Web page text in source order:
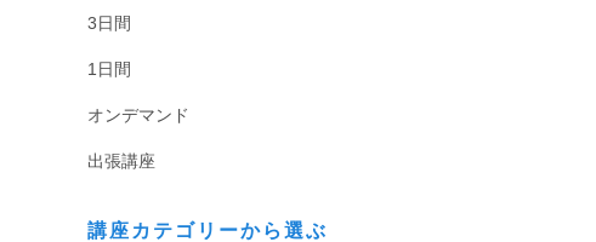
3日間
1日間
オンデマンド
出張講座
講座カテゴリーから選ぶ